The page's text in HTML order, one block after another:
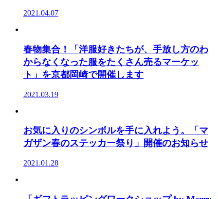
2021.04.07
春物集合！「洋服好きたちが、手放し方のわ
からなくなった服をたくさん売るマーケッ
ト」を京都岡崎で開催します
2021.03.19
お気に入りのシンボルを手に入れよう。「マ
ガザン春のステッカー祭り」開催のお知らせ
2021.01.28